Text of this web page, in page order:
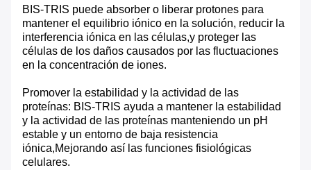
BIS-TRIS puede absorber o liberar protones para
mantener el equilibrio iónico en la solución, reducir la
interferencia iónica en las células,y proteger las
células de los daños causados por las fluctuaciones
en la concentración de iones.
Promover la estabilidad y la actividad de las
proteínas: BIS-TRIS ayuda a mantener la estabilidad
y la actividad de las proteínas manteniendo un pH
estable y un entorno de baja resistencia
iónica,Mejorando así las funciones fisiológicas
celulares.